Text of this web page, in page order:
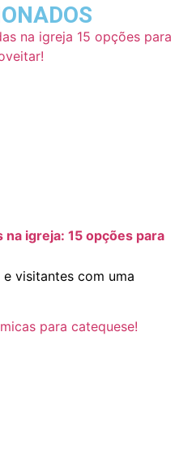
na igreja: 15 opções para
visitantes com uma